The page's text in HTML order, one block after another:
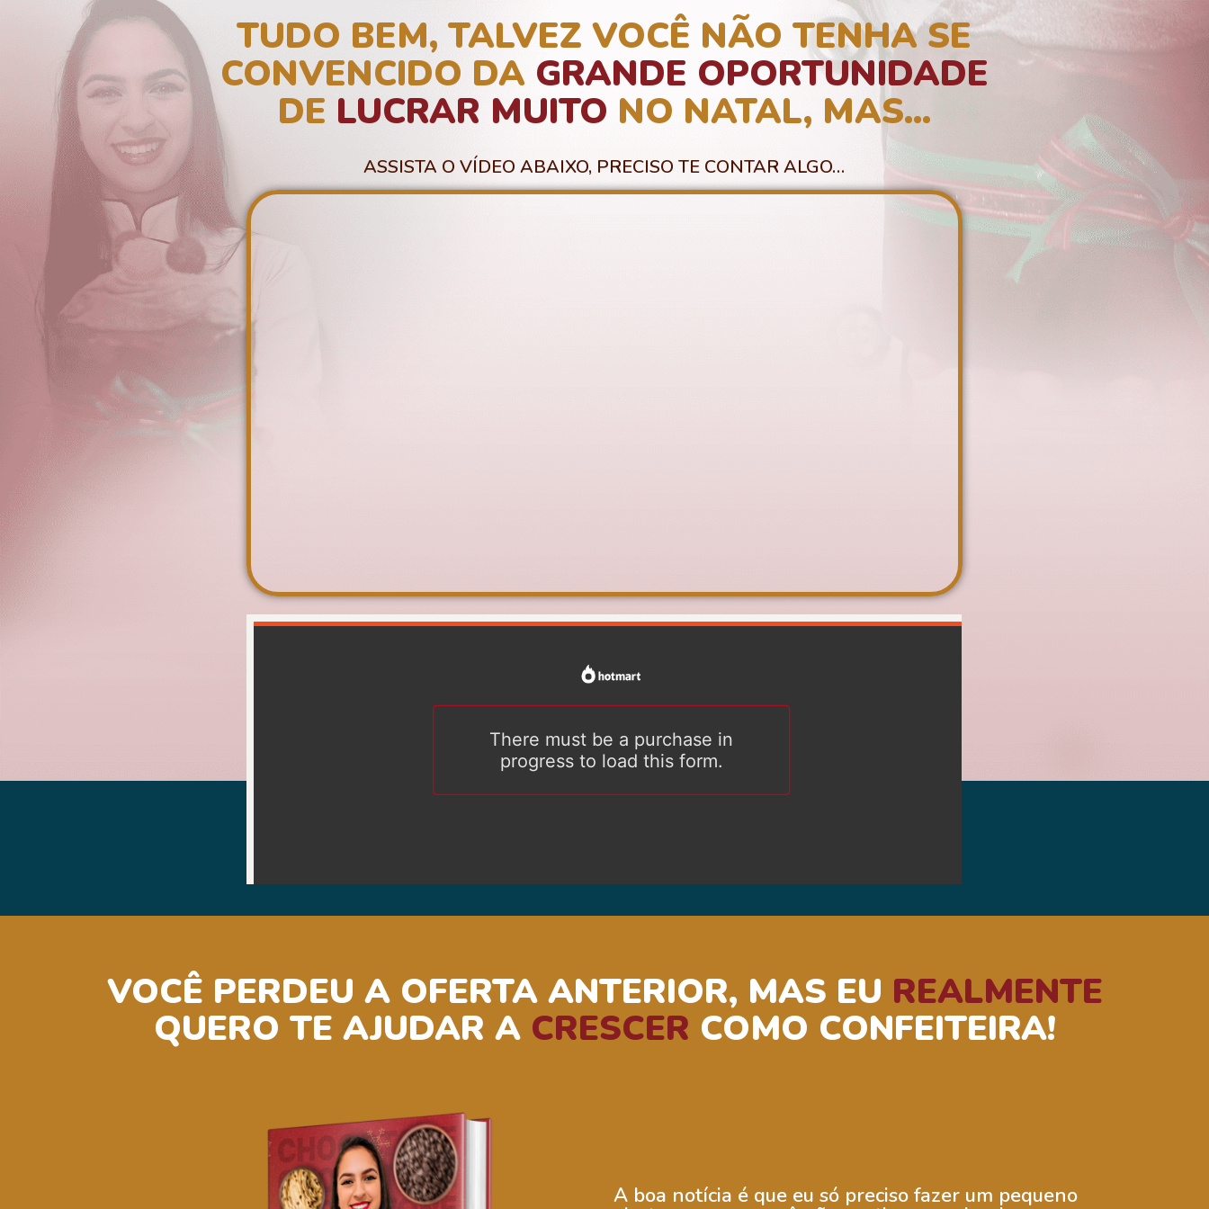
TUDO BEM, TALVEZ VOCÊ NÃO TENHA SE
CONVENCIDO DA GRANDE OPORTUNIDADE
DE LUCRAR MUITO NO NATAL, MAS...
ASSISTA O VÍDEO ABAIXO, PRECISO TE CONTAR ALGO…
VOCÊ PERDEU A OFERTA ANTERIOR, MAS EU REALMENTE
QUERO TE AJUDAR A CRESCER COMO CONFEITEIRA!
A boa notícia é que eu só preciso fazer um pequeno